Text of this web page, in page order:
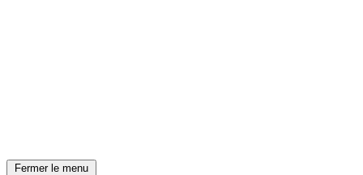
Fermer le menu